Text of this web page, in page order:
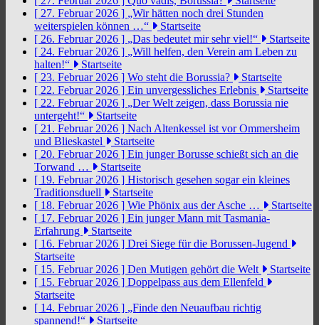
[ 27. Februar 2026 ] „Wir hätten noch drei Stunden
weiterspielen können …“
Startseite
[ 26. Februar 2026 ] „Das bedeutet mir sehr viel!“
Startseite
[ 24. Februar 2026 ] „Will helfen, den Verein am Leben zu
halten!“
Startseite
[ 23. Februar 2026 ] Wo steht die Borussia?
Startseite
[ 22. Februar 2026 ] Ein unvergessliches Erlebnis
Startseite
[ 22. Februar 2026 ] „Der Welt zeigen, dass Borussia nie
untergeht!“
Startseite
[ 21. Februar 2026 ] Nach Altenkessel ist vor Ommersheim
und Blieskastel
Startseite
[ 20. Februar 2026 ] Ein junger Borusse schießt sich an die
Torwand …
Startseite
[ 19. Februar 2026 ] Historisch gesehen sogar ein kleines
Traditionsduell
Startseite
[ 18. Februar 2026 ] Wie Phönix aus der Asche …
Startseite
[ 17. Februar 2026 ] Ein junger Mann mit Tasmania-
Erfahrung
Startseite
[ 16. Februar 2026 ] Drei Siege für die Borussen-Jugend
Startseite
[ 15. Februar 2026 ] Den Mutigen gehört die Welt
Startseite
[ 15. Februar 2026 ] Doppelpass aus dem Ellenfeld
Startseite
[ 14. Februar 2026 ] „Finde den Neuaufbau richtig
spannend!“
Startseite